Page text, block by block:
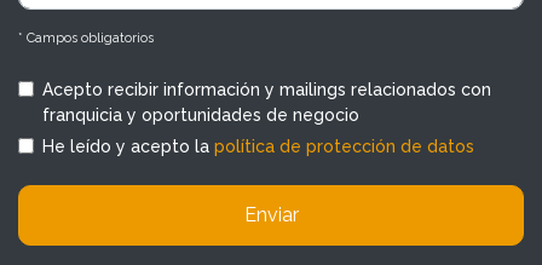
* Campos obligatorios
Acepto recibir información y mailings relacionados con
franquicia y oportunidades de negocio
He leído y acepto la política de protección de datos
Enviar